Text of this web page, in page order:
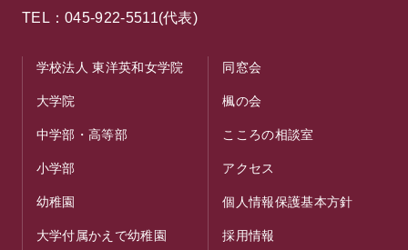
TEL：045-922-5511(代表)
学校法人 東洋英和女学院
大学院
中学部・高等部
小学部
幼稚園
大学付属かえで幼稚園
同窓会
楓の会
こころの相談室
アクセス
個人情報保護基本方針
採用情報